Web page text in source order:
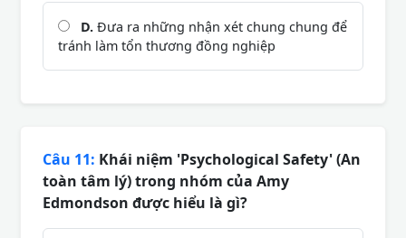
D. Đưa ra những nhận xét chung chung để
tránh làm tổn thương đồng nghiệp
Câu 11: Khái niệm 'Psychological Safety' (An
toàn tâm lý) trong nhóm của Amy
Edmondson được hiểu là gì?